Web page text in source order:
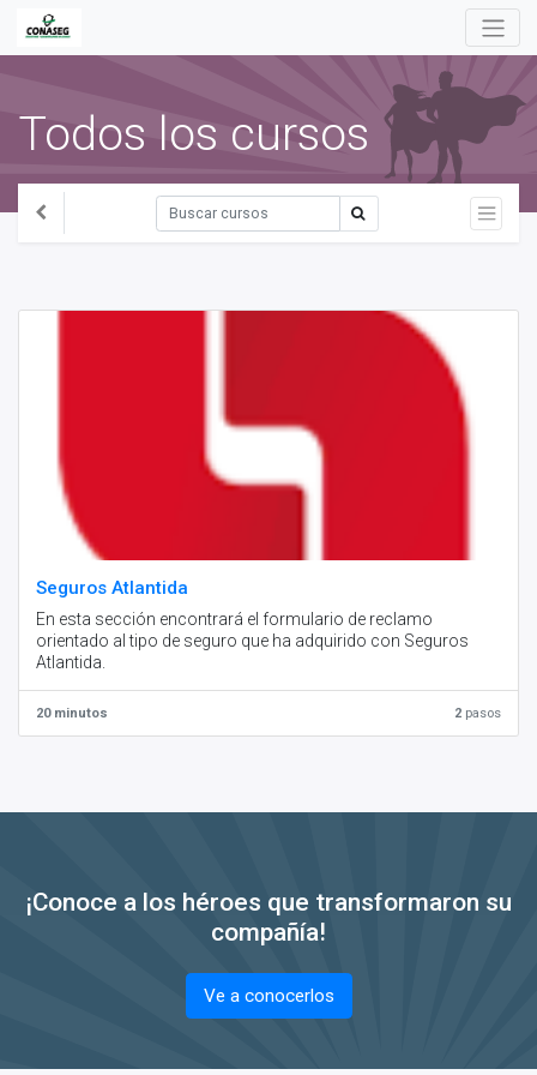
Todos los cursos
Seguros Atlantida
En esta sección encontrará el formulario de reclamo
orientado al tipo de seguro que ha adquirido con Seguros
Atlantida.
20 minutos 2 pasos
¡Conoce a los héroes que transformaron su
compañía!
Ve a conocerlos